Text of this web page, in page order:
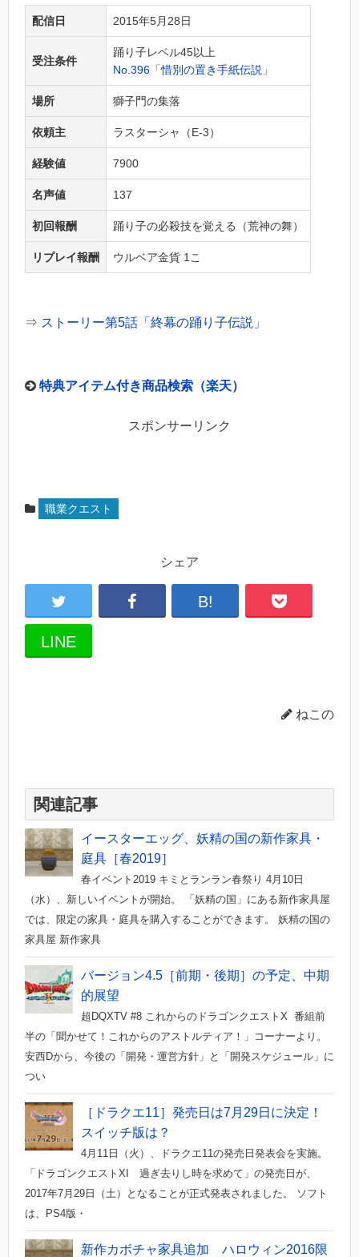
配信日 2015年5月28日
受注条件
踊り子レベル45以上
No.396「惜別の置き手紙伝説」
場所 獅子門の集落
依頼主 ラスターシャ（E-3）
経験値 7900
名声値 137
初回報酬 踊り子の必殺技を覚える（荒神の舞）
リプレイ報酬 ウルベア金貨 1こ
⇒ ストーリー第5話「終幕の踊り子伝説」
特典アイテム付き商品検索（楽天）
スポンサーリンク
職業クエスト
シェア
B!
LINE
ねこの
関連記事
イースターエッグ、妖精の国の新作家具・
庭具［春2019］
春イベント2019 キミとランラン春祭り 4月10日
（水）、新しいイベントが開始。 「妖精の国」にある新作家具屋
では、限定の家具・庭具を購入することができます。 妖精の国の
家具屋 新作家具
バージョン4.5［前期・後期］の予定、中期
的展望
超DQXTV #8 これからのドラゴンクエストX 番組前
半の「聞かせて！これからのアストルティア！」コーナーより。
安西Dから、今後の「開発・運営方針」と「開発スケジュール」に
つい
［ドラクエ11］発売日は7月29日に決定！
スイッチ版は？
4月11日（火）、ドラクエ11の発売日発表会を実施。
「ドラゴンクエストXI 過ぎ去りし時を求めて」の発売日が、
2017年7月29日（土）となることが正式発表されました。 ソフト
は、PS4版・
新作カボチャ家具追加 ハロウィン2016限